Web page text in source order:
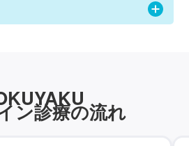
ン診療の流れ